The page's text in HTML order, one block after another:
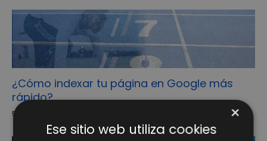
¿Cómo indexar tu página en Google más
rápido?
5 Oct. 2018 ×
Ese sitio web utiliza cookies